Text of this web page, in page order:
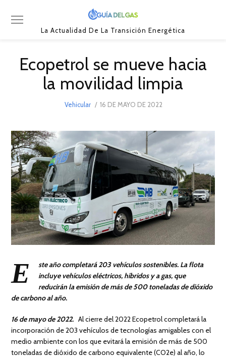
La Actualidad De La Transición Energética
Ecopetrol se mueve hacia
la movilidad limpia
Vehicular
POSTED
16 DE MAYO DE 2022
E
ste año completará 203 vehículos sostenibles. La flota
incluye vehículos eléctricos, híbridos y a gas, que
reducirán la emisión de más de 500 toneladas de dióxido
de carbono al año.
16 de mayo de 2022. Al cierre del 2022 Ecopetrol completará la
incorporación de 203 vehículos de tecnologías amigables con el
medio ambiente con los que evitará la emisión de más de 500
toneladas de dióxido de carbono equivalente (CO2e) al año, lo